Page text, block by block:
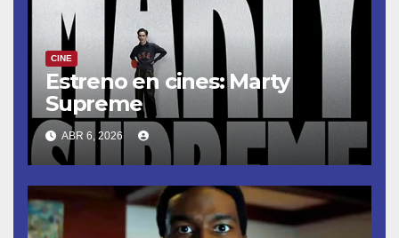
CINE
Estreno en cines: Marty
Supreme
ABR 6, 2026